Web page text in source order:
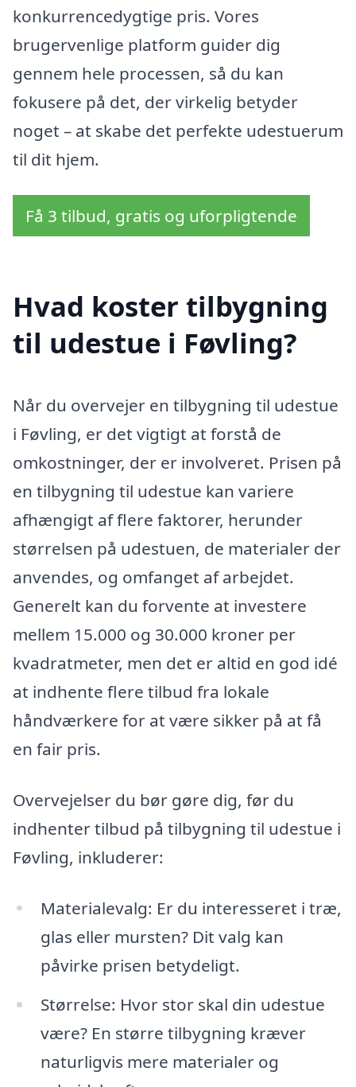
konkurrencedygtige pris. Vores
brugervenlige platform guider dig
gennem hele processen, så du kan
fokusere på det, der virkelig betyder
noget – at skabe det perfekte udestuerum
til dit hjem.
Få 3 tilbud, gratis og uforpligtende
Hvad koster tilbygning
til udestue i Føvling?
Når du overvejer en tilbygning til udestue
i Føvling, er det vigtigt at forstå de
omkostninger, der er involveret. Prisen på
en tilbygning til udestue kan variere
afhængigt af flere faktorer, herunder
størrelsen på udestuen, de materialer der
anvendes, og omfanget af arbejdet.
Generelt kan du forvente at investere
mellem 15.000 og 30.000 kroner per
kvadratmeter, men det er altid en god idé
at indhente flere tilbud fra lokale
håndværkere for at være sikker på at få
en fair pris.
Overvejelser du bør gøre dig, før du
indhenter tilbud på tilbygning til udestue i
Føvling, inkluderer:
Materialevalg: Er du interesseret i træ,
glas eller mursten? Dit valg kan
påvirke prisen betydeligt.
Størrelse: Hvor stor skal din udestue
være? En større tilbygning kræver
naturligvis mere materialer og